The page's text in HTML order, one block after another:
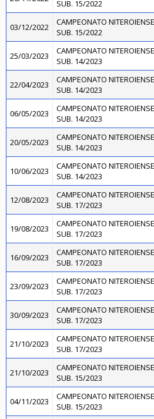
SUB. 15/2022
03/12/2022
CAMPEONATO
SUB. 15/2022
25/03/2023
CAMPEONATO
SUB. 14/2023
22/04/2023
CAMPEONATO
SUB. 14/2023
06/05/2023
CAMPEONATO
SUB. 14/2023
20/05/2023
CAMPEONATO
SUB. 14/2023
10/06/2023
CAMPEONATO
SUB. 14/2023
12/08/2023
CAMPEONATO
SUB. 17/2023
19/08/2023
CAMPEONATO
SUB. 17/2023
16/09/2023
CAMPEONATO
SUB. 17/2023
23/09/2023
CAMPEONATO
SUB. 17/2023
30/09/2023
CAMPEONATO
SUB. 17/2023
21/10/2023
CAMPEONATO
SUB. 17/2023
21/10/2023
CAMPEONATO
SUB. 15/2023
04/11/2023
CAMPEONATO
SUB. 15/2023